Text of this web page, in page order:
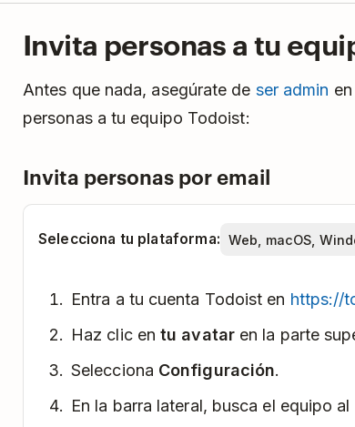
Invita personas a tu
Antes que nada, asegúrate de ser admin
personas a tu equipo Todoist:
Invita personas por email
Selecciona tu plataforma:
Entra a tu cuenta Todoist en https://
Haz clic entu avataren la parte
Selecciona Configuración.
En la barra lateral, busca el equipo